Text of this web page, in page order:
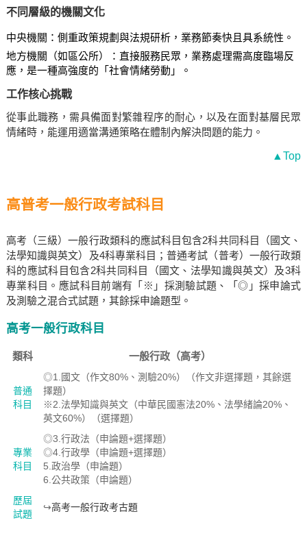
不同層級的機關文化
中央機關：側重政策規劃與法規研析，業務節奏快且具系統性。
地方機關（如區公所）：直接服務民眾，業務處理需高度臨場反
應，是一種高強度的「社會情緒勞動」。
工作核心挑戰
從事此職務，需具備面對繁雜程序的耐心，以及在面對基層民眾
情緒時，能運用適當溝通策略在體制內解決問題的能力。
▲Top
高普考一般行政考試科目
高考（三級）一般行政類科的應試科目包含2科共同科目（國文、
法學知識與英文）及4科專業科目；普通考試（普考）一般行政類
科的應試科目包含2科共同科目（國文、法學知識與英文）及3科
專業科目。應試科目前端有「※」採測驗試題、「◎」採申論式
及測驗之混合式試題，其餘採申論題型。
高考一般行政科目
類科 一般行政（高考）
普通
科目
◎1.國文（作文80%、測驗20%）（作文非選擇題，其餘選
擇題）
※2.法學知識與英文（中華民國憲法20%、法學緒論20%、
英文60%）（選擇題）
專業
科目
◎3.行政法（申論題+選擇題）
◎4.行政學（申論題+選擇題）
5.政治學（申論題）
6.公共政策（申論題）
歷屆
試題
↪高考一般行政考古題